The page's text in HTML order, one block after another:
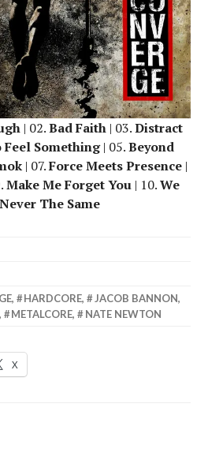
| 02.Bad Faith | 03.Distract
Feel Something| 05.Beyond
| 07.Force Meets Presence|
Make Me Forget You | 10.We
The Same
, HARDCORE, JACOB BANNON,
METALCORE, NATE NEWTON
X